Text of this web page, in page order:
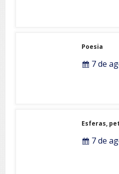
Poesia
7 de
Esferas,
7 de